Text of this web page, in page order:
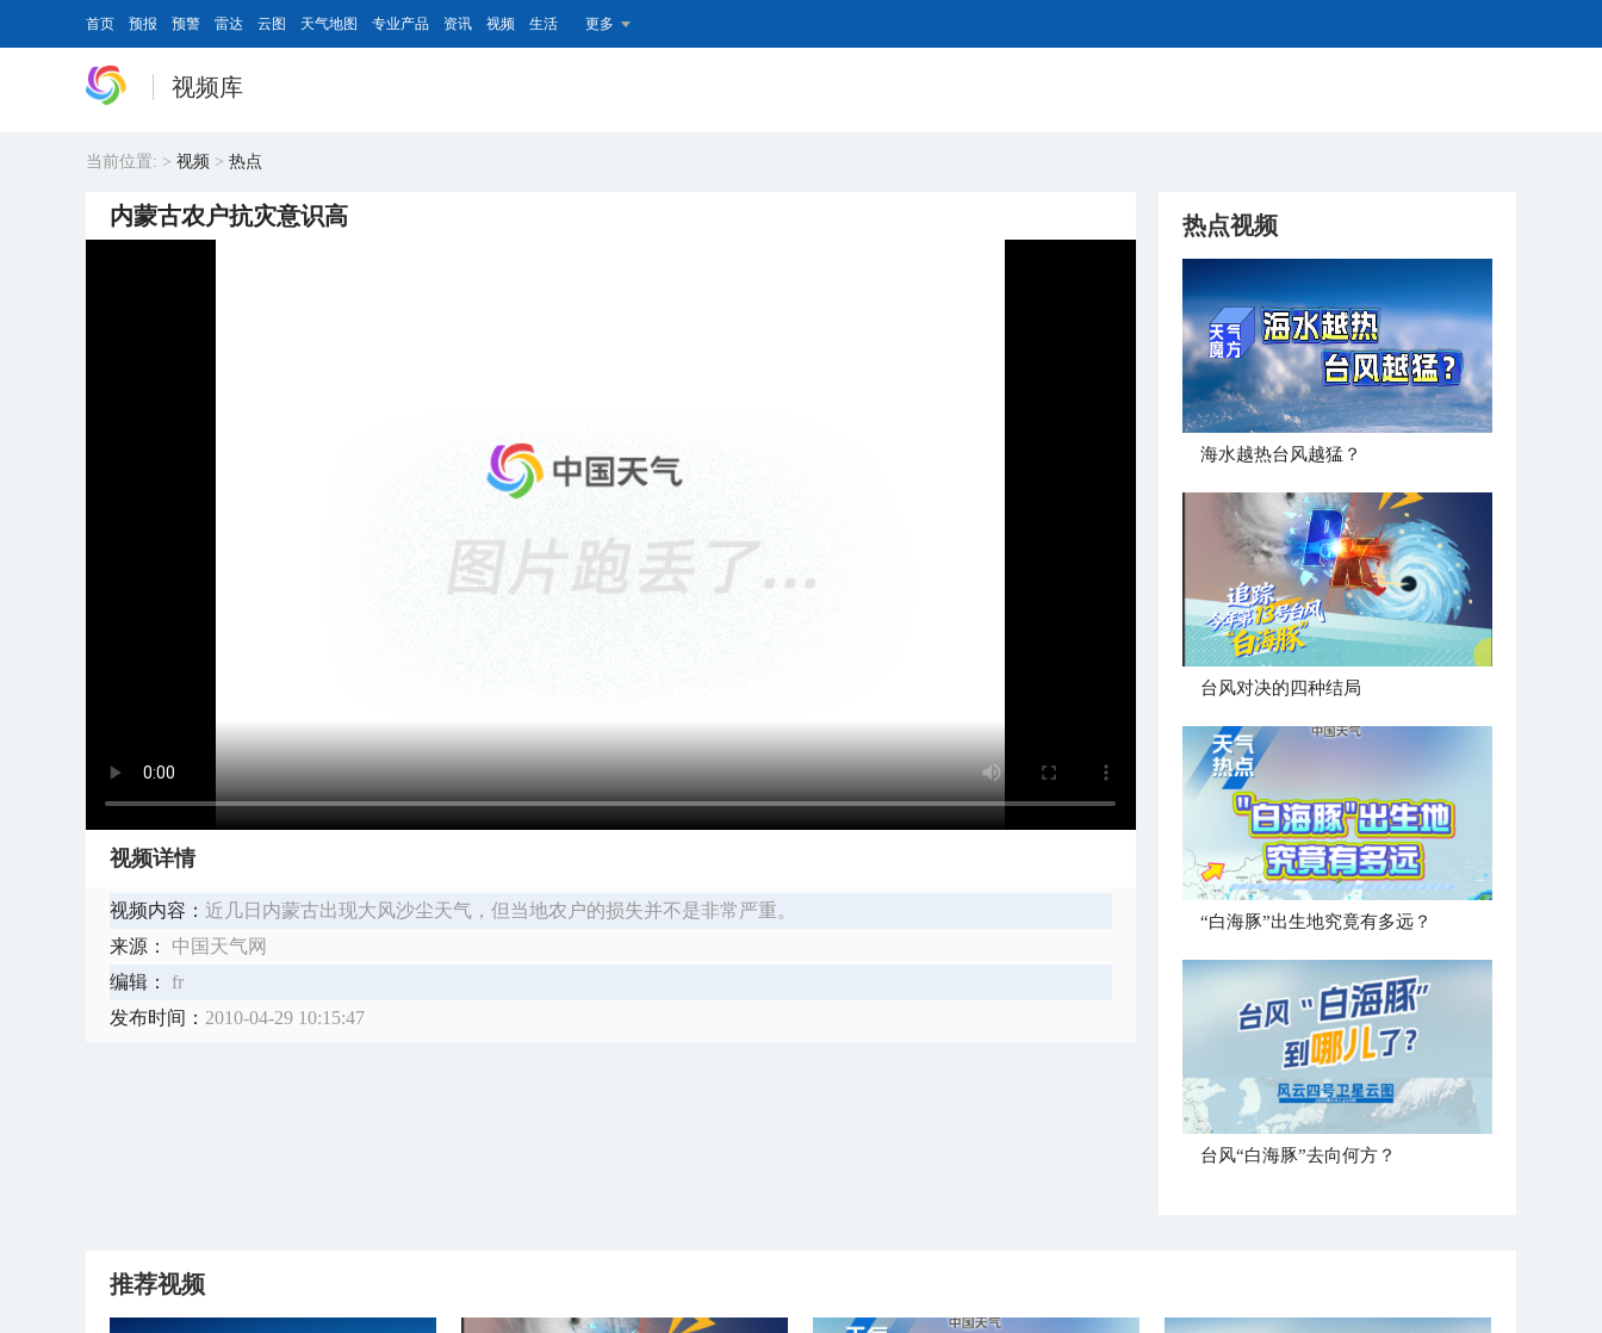
首页 预报 预警 雷达 云图 天气地图 专业产品 资讯 视频 生活 更多
视频库
当前位置: > 视频 > 热点
内蒙古农户抗灾意识高
视频详情
视频内容： 近几日内蒙古出现大风沙尘天气，但当地农户的损失并不是非常严重。
来源：
中国天气网
编辑：
fr
发布时间： 2010-04-29 10:15:47
热点视频
海水越热台风越猛？
台风对决的四种结局
“白海豚”出生地究竟有多远？
台风“白海豚”去向何方？
推荐视频